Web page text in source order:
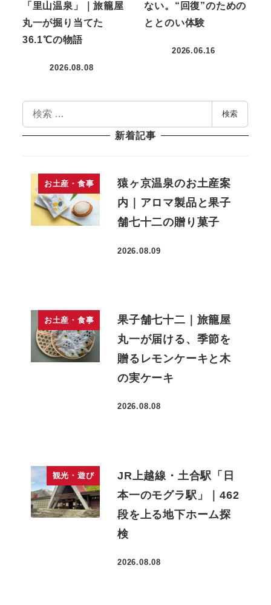
「里山温泉」｜旅籠屋
丸一が掘り当てた
36.1℃の物語
投稿日
2026.08.08
ない。“回復”のための
ととのい体験
投稿日
2026.06.16
検索
新着記事
お土産・食事
猿ヶ京温泉のお土産案
内｜アロマ製品と果子
舗七十二の贈り菓子
投稿日
2026.08.09
お土産・食事
果子舗七十二｜旅籠屋
丸一が届ける、季節を
贈るレモンケーキと木
の実ケーキ
2026.08.08
観光・遊び
JR上越線・土合駅「日
本一のモグラ駅」｜462
段を上る地下ホーム探
検
2026.08.08